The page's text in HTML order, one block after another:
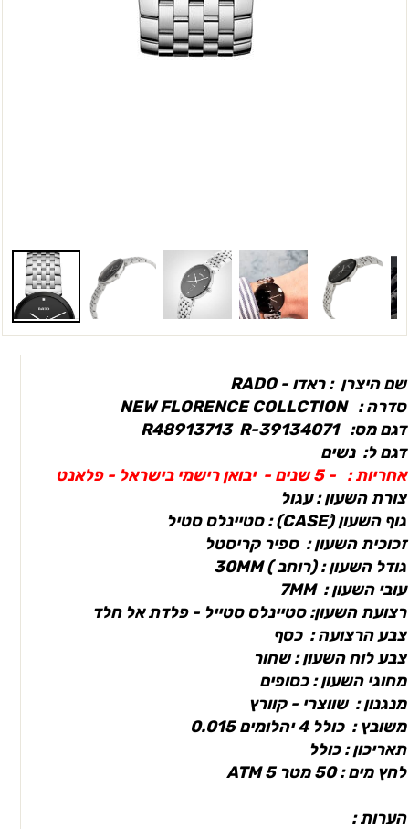
שם היצרן :ראדו - RADO
סדרה : NEW FLORENCE COLLCTION
דגם מס: R48913713 R-39134071
דגם ל: נשים
אחריות : - 5 שנים - יבואן רישמי בישראל - פלאנט
צורת השעון : עגול
גוף השעון (CASEׂ) : סטיינלס סטיל
זכוכית השעון : ספיר קריסטל
גודל השעון : (רוחב ) 30MM
עובי השעון : 7MM
רצועת השעון: סטיינלס סטייל - פלדת אל חלד
צבע הרצועה : כסף
צבע לוח השעון : שחור
מחוגי השעון : כסופים
מנגנון : שווצרי - קוורץ
משובץ : כולל 4 יהלומים 0.015
תאריכון : כולל
לחץ מים : 50 מטר 5 ATM
הערות :